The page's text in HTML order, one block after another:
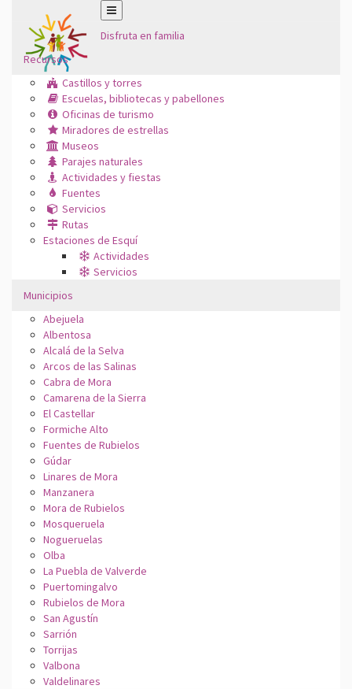
Disfruta en familia
Recursos
Castillos y torres
Escuelas, bibliotecas y pabellones
Oficinas de turismo
Miradores de estrellas
Museos
Parajes naturales
Actividades y fiestas
Fuentes
Servicios
Rutas
Estaciones de Esquí
Actividades
Servicios
Municipios
Abejuela
Albentosa
Alcalá de la Selva
Arcos de las Salinas
Cabra de Mora
Camarena de la Sierra
El Castellar
Formiche Alto
Fuentes de Rubielos
Gúdar
Linares de Mora
Manzanera
Mora de Rubielos
Mosqueruela
Nogueruelas
Olba
La Puebla de Valverde
Puertomingalvo
Rubielos de Mora
San Agustín
Sarrión
Torrijas
Valbona
Valdelinares